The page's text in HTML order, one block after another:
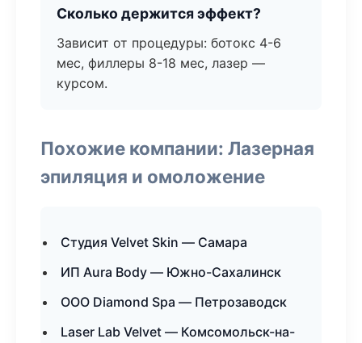
Сколько держится эффект?
Зависит от процедуры: ботокс 4-6
мес, филлеры 8-18 мес, лазер —
курсом.
Похожие компании: Лазерная
эпиляция и омоложение
Студия Velvet Skin — Самара
ИП Aura Body — Южно-Сахалинск
ООО Diamond Spa — Петрозаводск
Laser Lab Velvet — Комсомольск-на-